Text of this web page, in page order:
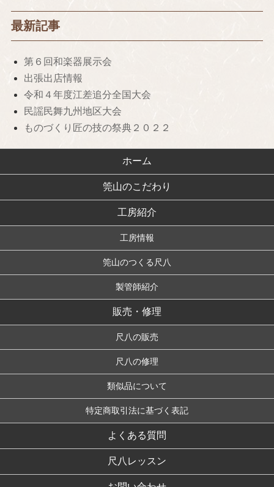
最新記事
第６回和楽器展示会
出張出店情報
令和４年度江差追分全国大会
民謡民舞九州地区大会
ものづくり匠の技の祭典２０２２
ホーム
筦山のこだわり
工房紹介
工房情報
筦山のつくる尺八
製管師紹介
販売・修理
尺八の販売
尺八の修理
類似品について
特定商取引法に基づく表記
よくある質問
尺八レッスン